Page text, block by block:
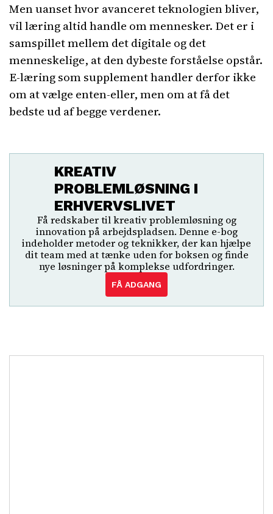
Men uanset hvor avanceret teknologien bliver,
vil læring altid handle om mennesker. Det er i
samspillet mellem det digitale og det
menneskelige, at den dybeste forståelse opstår.
E-læring som supplement handler derfor ikke
om at vælge enten-eller, men om at få det
bedste ud af begge verdener.
KREATIV
PROBLEMLØSNING I
ERHVERVSLIVET
Få redskaber til kreativ problemløsning og
innovation på arbejdspladsen. Denne e-bog
indeholder metoder og teknikker, der kan hjælpe
dit team med at tænke uden for boksen og finde
nye løsninger på komplekse udfordringer.
FÅ ADGANG